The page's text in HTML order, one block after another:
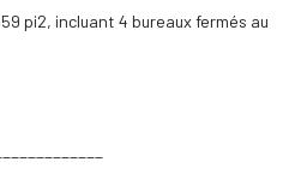
pi2, incluant 4 bureaux fermés au